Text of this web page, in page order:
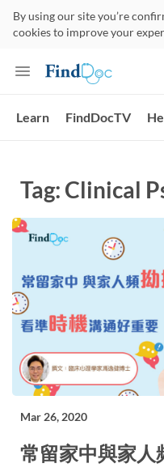
By using our site you’re
cookies to improve your
Learn FindDocTV
Tag: Clinical
Mar 26, 2020
常留家中與家人